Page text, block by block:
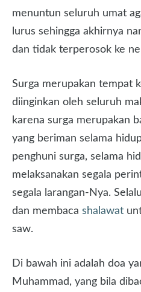
menuntun seluruh umat
lurus sehingga akhirnya
dan tidak terperosok ke
Surga merupakan tempat
diinginkan oleh seluruh
karena surga merupakan
yang beriman selama
penghuni surga, selama
melaksanakan segala
segala larangan-Nya.
dan membaca shalawat
saw.
Di bawah ini adalah doa
Muhammad, yang bila